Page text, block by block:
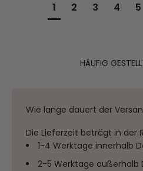
1 2 3 4 5
HÄUFIG
Wie lange dauert der
Die Lieferzeit beträgt in der
1-4 Werktage innerhalb
2-5 Werktage außerhalb